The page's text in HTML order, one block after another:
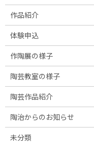
作品紹介
体験申込
作陶展の様子
陶芸教室の様子
陶芸作品紹介
陶治からのお知らせ
未分類